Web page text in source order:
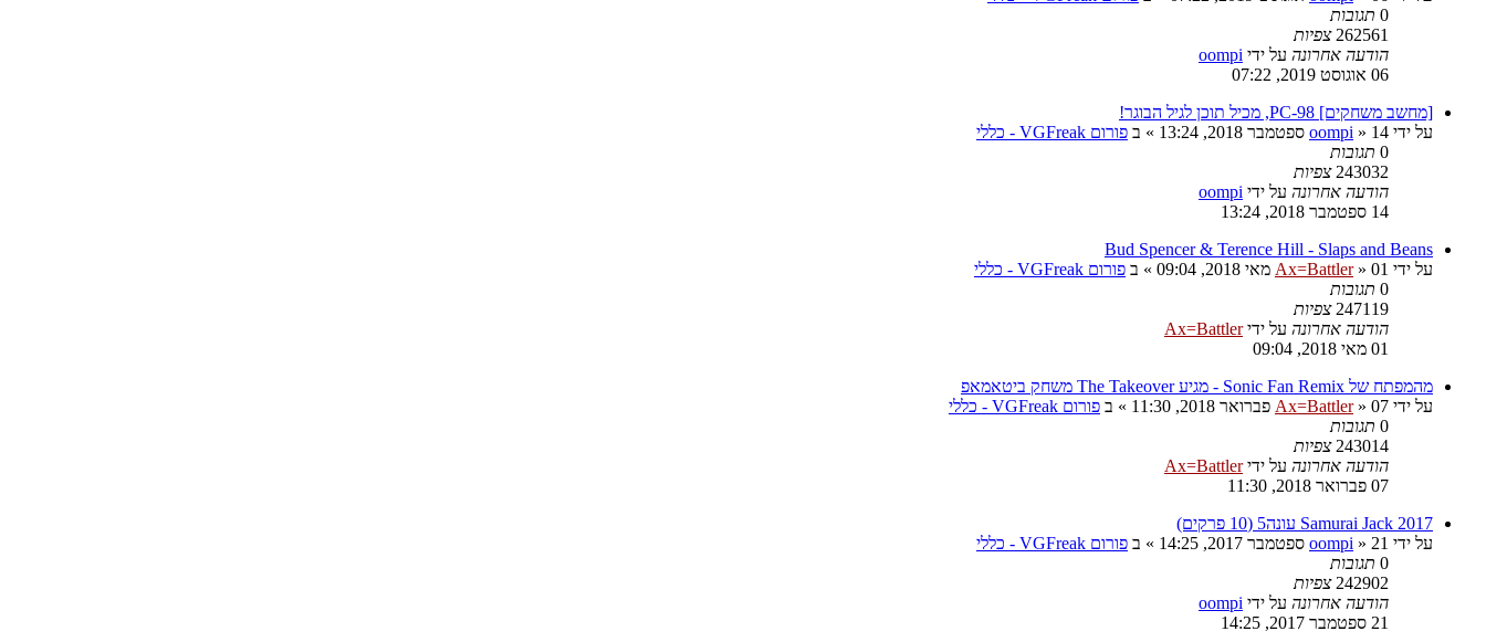
0 תגובות
262561 צפיות
הודעה אחרונה על ידי oompi
06 אוגוסט 2019, 07:22
[מחשב משחקים] PC-98, מכיל תוכן לגיל הבוגר!
על ידי
oompi » 14 ספטמבר 2018, 13:24 » ב פורום VGFreak - כללי
0 תגובות
243032 צפיות
הודעה אחרונה על ידי oompi
14 ספטמבר 2018, 13:24
Bud Spencer & Terence Hill - Slaps and Beans
על ידי
Ax=Battler» 01 מאי 2018, 09:04 » ב פורום VGFreak - כללי
0 תגובות
247119 צפיות
הודעה אחרונה על ידיAx=Battler
01 מאי 2018, 09:04
מהמפתח של Sonic Fan Remix - מגיע The Takeover משחק ביטאמאפ
על ידי
Ax=Battler» 07 פברואר 2018, 11:30 » ב פורום VGFreak - כללי
0 תגובות
243014 צפיות
הודעה אחרונה על ידיAx=Battler
07 פברואר 2018, 11:30
Samurai Jack 2017 עונה5 (10 פרקים)
על ידי
oompi » 21 ספטמבר 2017, 14:25 » ב פורום VGFreak - כללי
0 תגובות
242902 צפיות
הודעה אחרונה על ידי oompi
21 ספטמבר 2017, 14:25